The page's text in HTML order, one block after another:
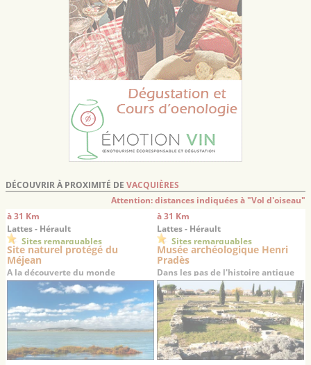
DÉCOUVRIR À PROXIMITÉ DE VACQUIÈRES
Attention: distances indiquées à "Vol d'oiseau"
à 31 Km
Lattes - Hérault
Sites remarquables
Site naturel protégé du
Méjean
A la découverte du monde
lagunaire languedocien
à 31 Km
Lattes - Hérault
Sites remarquables
Musée archéologique Henri
Pradès
Dans les pas de l'histoire antique
du Languedoc…